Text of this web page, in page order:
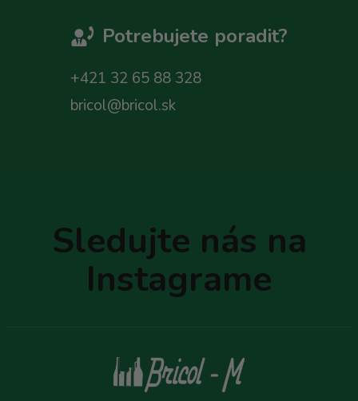
Potrebujete poradit?
+421 32 65 88 328
bricol@bricol.sk
Sledujte nás na
Instagrame